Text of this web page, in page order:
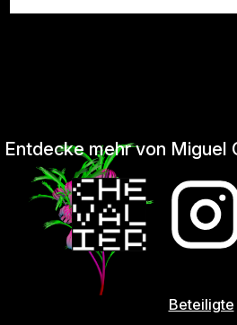
Entdecke mehr von Miguel
Beteiligte